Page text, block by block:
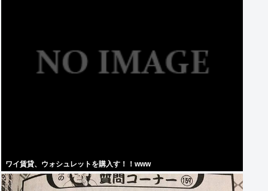
ワイ賃貸、ウォシュレットを購入す！！www